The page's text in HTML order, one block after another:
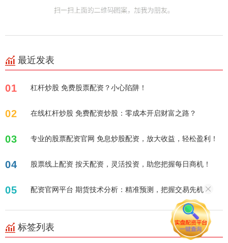
最近发表
01 杠杆炒股 免费股票配资？小心陷阱！
02 在线杠杆炒股 免费配资炒股：零成本开启财富之路？
03 专业的股票配资官网 免息炒股配资，放大收益，轻松盈利！
04 股票线上配资 按天配资，灵活投资，助您把握每日商机！
05 配资官网平台 期货技术分析：精准预测，把握交易先机
标签列表